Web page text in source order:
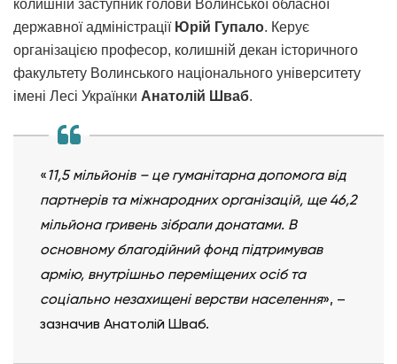
колишній заступник голови Волинської обласної
державної адміністрації Юрій Гупало. Керує
організацією професор, колишній декан історичного
факультету Волинського національного університету
імені Лесі Українки Анатолій Шваб.
«11,5 мільйонів – це гуманітарна допомога від
партнерів та міжнародних організацій, ще 46,2
мільйона гривень зібрали донатами. В
основному благодійний фонд підтримував
армію, внутрішньо переміщених осіб та
соціально незахищені верстви населення», –
зазначив Анатолій Шваб.